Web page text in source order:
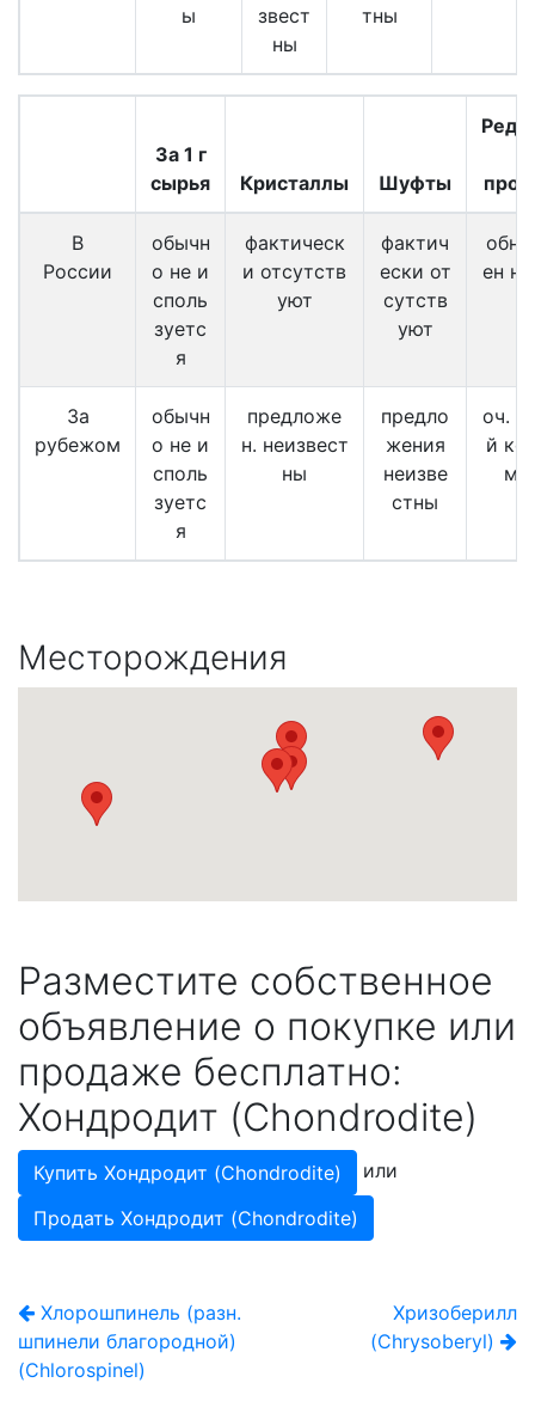
ы
звест
ны
тны
За 1 г
сырья
Кристаллы Шуфты
В
России
обычн
о не и
споль
зуетс
я
фактическ
и отсутств
уют
фактич
ески от
сутств
уют
ен
За
рубежом
обычн
о не и
споль
зуетс
я
предложе
н. неизвест
ны
предло
жения
неизве
стны
оч.
й
Месторождения
Разместите собственное
объявление о покупке или
продаже бесплатно:
Хондродит (Chondrodite)
Купить Хондродит (Chondrodite)
или
Продать Хондродит (Chondrodite)
Хлорошпинель (разн.
шпинели благородной)
(Chlorospinel)
Хризоберилл
(Chrysoberyl)